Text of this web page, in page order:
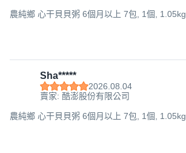
農純鄉 心干貝貝粥 6個月以上 7包, 1個, 1.05kg
Sha*****
2026.08.04
賣家: 酷澎股份有限公司
農純鄉 心干貝貝粥 6個月以上 7包, 1個, 1.05kg